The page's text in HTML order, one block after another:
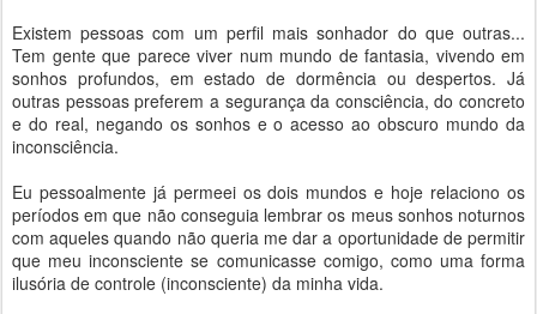
Existem pessoas com um perfil mais sonhador do que outras...
Tem gente que parece viver num mundo de fantasia, vivendo em
sonhos profundos, em estado de dormência ou despertos. Já
outras pessoas preferem a segurança da consciência, do concreto
e do real, negando os sonhos e o acesso ao obscuro mundo da
inconsciência.
Eu pessoalmente já permeei os dois mundos e hoje relaciono os
períodos em que não conseguia lembrar os meus sonhos noturnos
com aqueles quando não queria me dar a oportunidade de permitir
que meu inconsciente se comunicasse comigo, como uma forma
ilusória de controle (inconsciente) da minha vida.